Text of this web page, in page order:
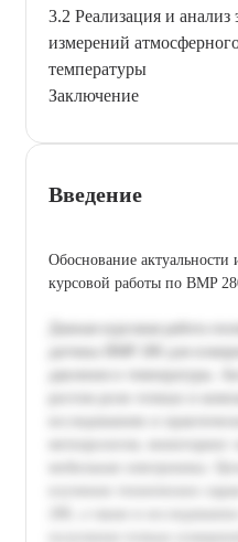
3.2 Реализация и
измерений
температуры
Заключение
Введение
Обоснование
курсовой работы по BMP